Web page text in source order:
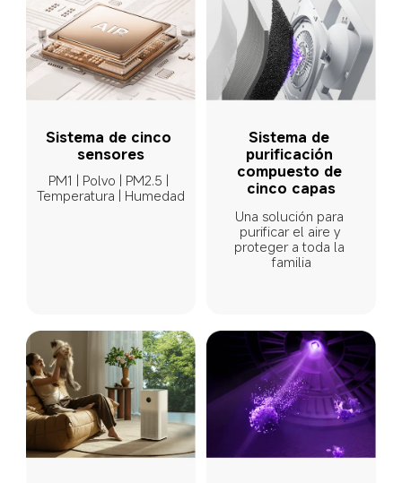
Sistema de cinco
sensores
PM1 | Polvo | PM2.5 |
Temperatura | Humedad
Sistema de
purificación
compuesto de
cinco capas
Una solución para
purificar el aire y
proteger a toda la
familia